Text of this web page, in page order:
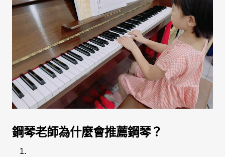
鋼琴老師為什麼會推薦鋼琴？